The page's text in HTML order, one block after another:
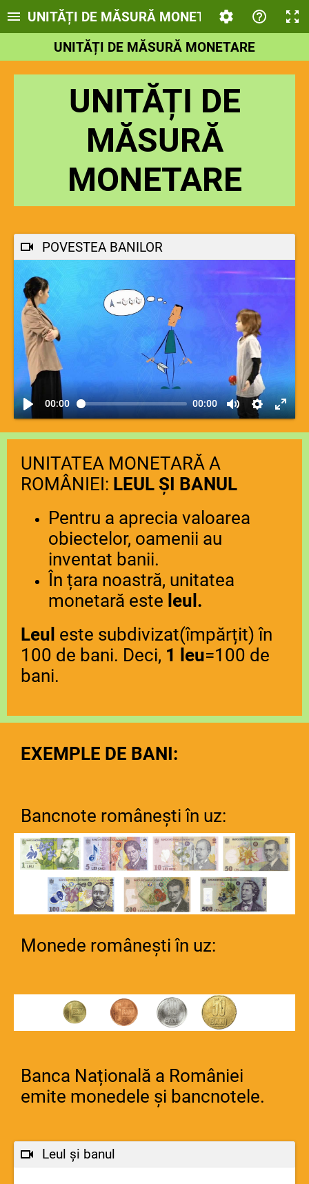
UNITĂȚI DE MĂSURĂ MONETARE
UNITĂȚI DE MĂSURĂ MONETARE
UNITĂȚI DE
MĂSURĂ
MONETARE
POVESTEA BANILOR
00:00 00:00
UNITATEA MONETARĂ A
ROMÂNIEI: LEUL ȘI BANUL
Pentru a aprecia valoarea
obiectelor, oamenii au
inventat banii.
În țara noastră, unitatea
monetară este leul.
Leul este subdivizat(împărțit) în
100 de bani. Deci, 1 leu=100 de
bani.
EXEMPLE DE BANI:
Bancnote românești în uz:
Monede românești în uz:
Banca Națională a României
emite monedele și bancnotele.
Leul și banul